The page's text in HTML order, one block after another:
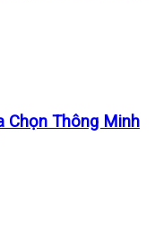
Chọn Thông Minh